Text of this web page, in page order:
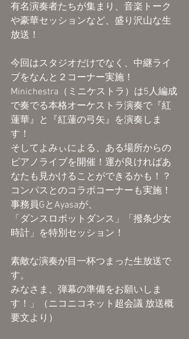
有名演奏者たちが集まり、音楽トーク
や豪華セッションなど、盛り沢山な生
放送！
今回はスタジオだけでなく、中継ライ
ブをなんと２コーナー実施！
Minichestra（ミニケストラ）は5人編成
で奏でる本格オーケストラ演奏で『紅
蓮華』と『紅蓮の弓矢』を演奏しま
す！
そしてよみぃによる、ある場所からの
ピアノライブを開催！運が良ければあ
なたも見かけることができるかも！？
コンパスとのコラボコーナーも実施！
事務員GとAyasaが、
「ダンスロボットダンス」「撥条少女
時計」を特別セッション！
素敵な演奏が目一杯つまった生放送で
す。
みなさま、弾幕の準備をお願いしま
す！」（ニコニコネット超会議 放送概
要文より）